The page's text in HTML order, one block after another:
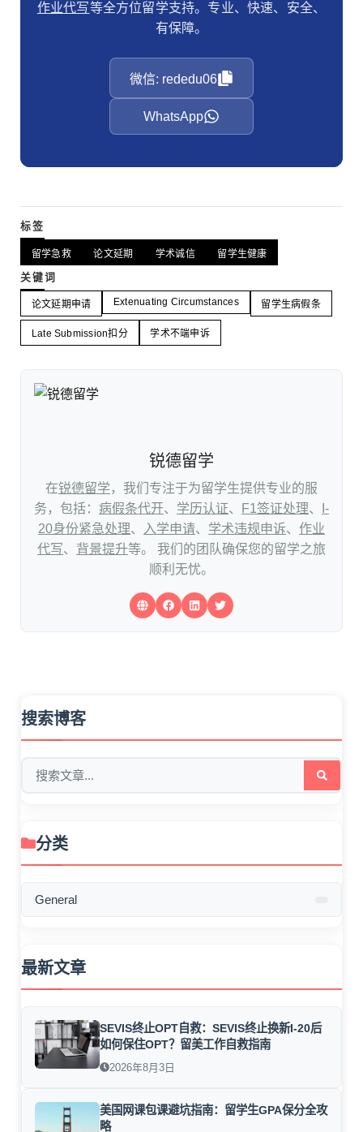
作业代写等全方位留学支持。专业、快速、安全、
有保障。
微信: rededu06
WhatsApp
标签
留学急救 论文延期 学术诚信 留学生健康
关键词
论文延期申请 Extenuating Circumstances 留学生病假条
Late Submission扣分 学术不端申诉
锐德留学
在锐德留学 ，我们专注于为留学生提供专业的服
务，包括： 病假条代开、 学历认证、 F1签证处理、
I-
20身份紧急处理、 入学申请、 学术违规申诉、 作业
代写、 背景提升等。 我们的团队确保您的留学之旅
顺利无忧。
搜索博客
分类
General
最新文章
SEVIS终止OPT自救：SEVIS终止换新I-20后
如何保住OPT？留美工作自救指南
2026年8月3日
美国网课包课避坑指南：留学生GPA保分全攻
略